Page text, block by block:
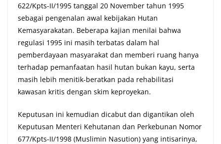
622/Kpts-II/1995 tanggal 20 November tahun 1995
sebagai pengenalan awal kebijakan Hutan
Kemasyarakatan. Beberapa kajian menilai bahwa
regulasi 1995 ini masih terbatas dalam hal
pemberdayaan masyarakat dan memberi ruang hanya
terhadap pemanfaatan hasil hutan bukan kayu, serta
masih lebih menitik-beratkan pada rehabilitasi
kawasan kritis dengan skim keproyekan.
Keputusan ini kemudian dicabut dan digantikan oleh
Keputusan Menteri Kehutanan dan Perkebunan Nomor
677/Kpts‑II/1998 (Muslimin Nasution) yang intisarinya,